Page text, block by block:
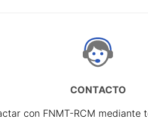
CONTACTO
con FNMT-RCM mediante